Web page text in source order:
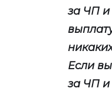
за ЧП
Если
за ЧП